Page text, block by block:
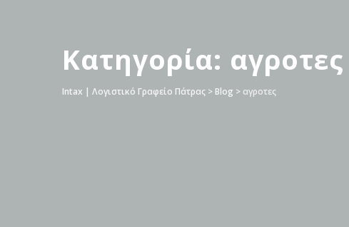
Κατηγορία: αγροτες
Intax | Λογιστικό Γραφείο Πάτρας > Blog > αγροτες